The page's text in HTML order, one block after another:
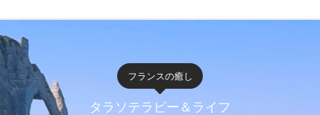
フランスの癒し
タラソテラピー＆ライフ